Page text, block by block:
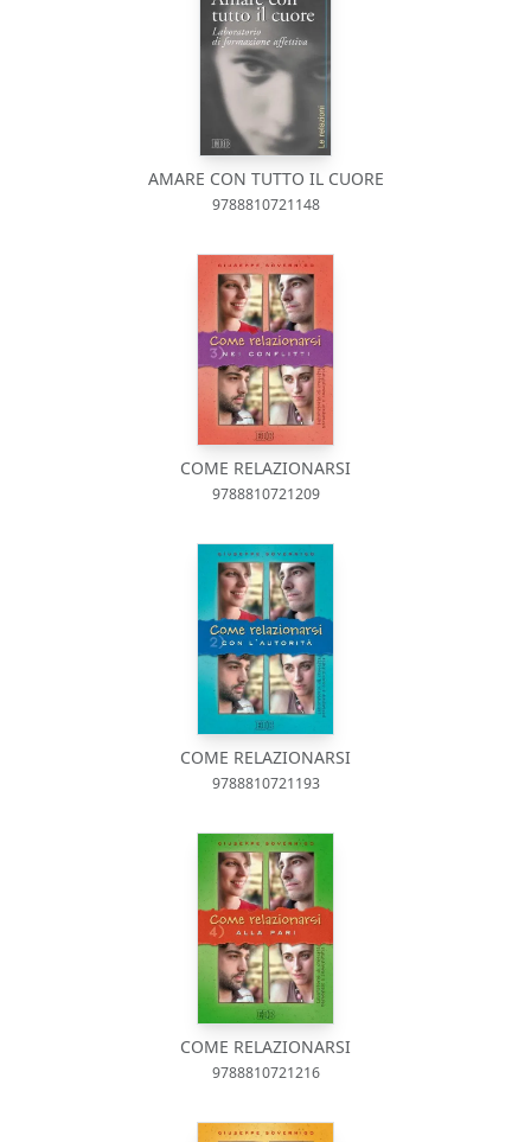
AMARE CON TUTTO IL CUORE
9788810721148
COME RELAZIONARSI
9788810721209
COME RELAZIONARSI
9788810721193
COME RELAZIONARSI
9788810721216